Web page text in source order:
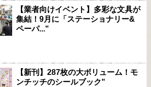
【業者向けイベント】多彩な文具が
集結！9月に「ステーショナリー&
ペーパ..."
【新刊】287枚の大ボリューム！モ
ンチッチのシールブック"